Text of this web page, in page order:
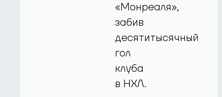
«Монреаля»,
забив
десятитысячный
гол
клуба
в НХЛ.